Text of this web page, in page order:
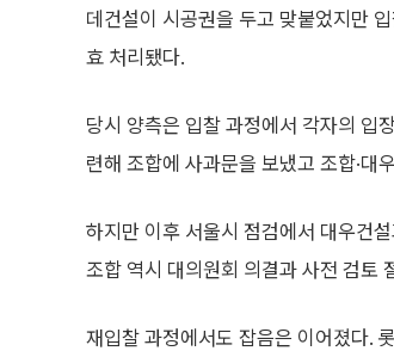
데건설이 시공권을 두고 맞붙었지만
효 처리됐다.
당시 양측은 입찰 과정에서 각자의 입
련해 조합에 사과문을 보냈고 조합·대
하지만 이후 서울시 점검에서 대우건
조합 역시 대의원회 의결과 사전 검토
재입찰 과정에서도 잡음은 이어졌다.